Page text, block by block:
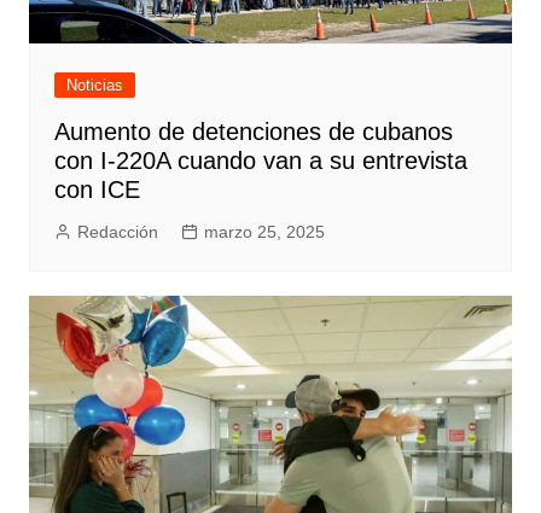
Noticias
Aumento de detenciones de cubanos
con I-220A cuando van a su entrevista
con ICE
Redacción marzo 25, 2025